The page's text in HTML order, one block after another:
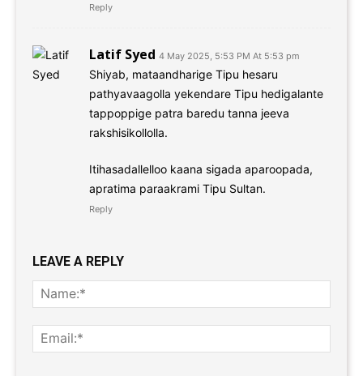
Reply
Latif Syed 4 May 2025, 5:53 PM At 5:53 pm
Shiyab, mataandharige Tipu hesaru
pathyavaagolla yekendare Tipu hedigalante
tappoppige patra baredu tanna jeeva
rakshisikollolla.
Itihasadallelloo kaana sigada aparoopada,
apratima paraakrami Tipu Sultan.
Reply
LEAVE A REPLY